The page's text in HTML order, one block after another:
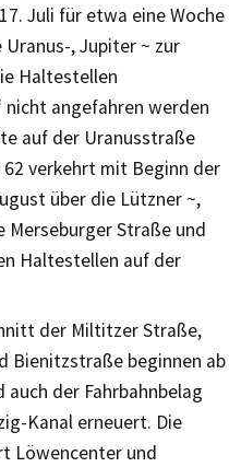
Juli für etwa eine Woche
, Jupiter ~ zur
Haltestellen
nicht angefahren werden
auf der Uranusstraße
verkehrt mit Beginn der
über die Lützner ~,
Merseburger Straße und
Haltestellen auf der
der Miltitzer Straße,
Bienitzstraße beginnen ab
der Fahrbahnbelag
Kanal erneuert. Die
Löwencenter und